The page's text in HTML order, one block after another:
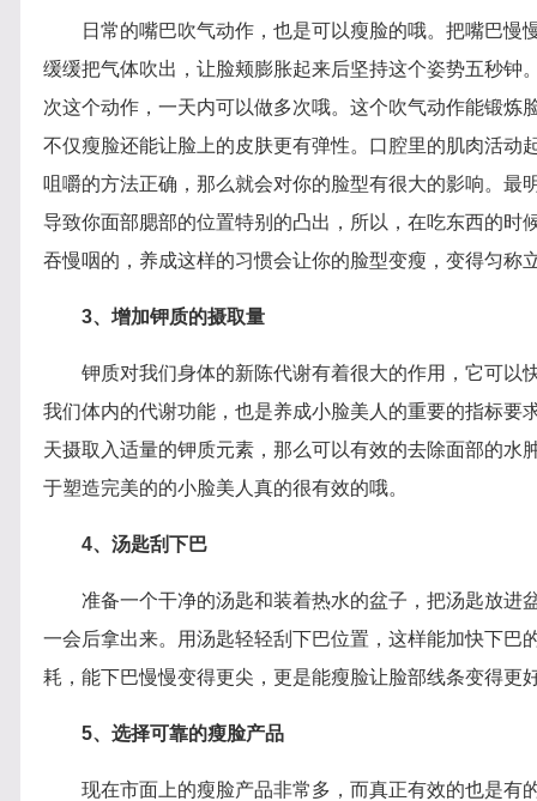
日常的嘴巴吹气动作，也是可以瘦脸的哦。把嘴巴慢
缓缓把气体吹出，让脸颊膨胀起来后坚持这个姿势五秒钟
次这个动作，一天内可以做多次哦。这个吹气动作能锻炼
不仅瘦脸还能让脸上的皮肤更有弹性。口腔里的肌肉活动
咀嚼的方法正确，那么就会对你的脸型有很大的影响。最
导致你面部腮部的位置特别的凸出，所以，在吃东西的时
吞慢咽的，养成这样的习惯会让你的脸型变瘦，变得匀称
3、增加钾质的摄取量
钾质对我们身体的新陈代谢有着很大的作用，它可以
我们体内的代谢功能，也是养成小脸美人的重要的指标要
天摄取入适量的钾质元素，那么可以有效的去除面部的水
于塑造完美的的小脸美人真的很有效的哦。
4、汤匙刮下巴
准备一个干净的汤匙和装着热水的盆子，把汤匙放进
一会后拿出来。用汤匙轻轻刮下巴位置，这样能加快下巴
耗，能下巴慢慢变得更尖，更是能瘦脸让脸部线条变得更
5、选择可靠的瘦脸产品
现在市面上的瘦脸产品非常多，而真正有效的也是有